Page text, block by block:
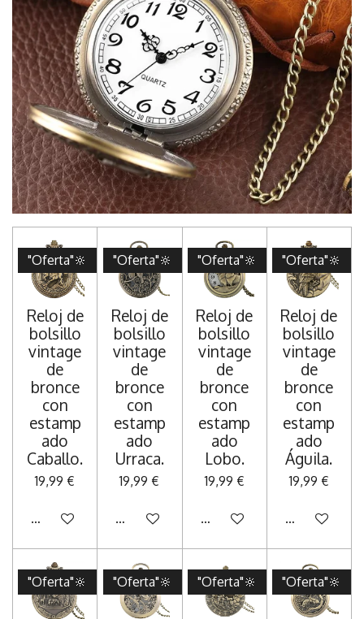
"Oferta"🔆
Reloj de
bolsillo
vintage
de
bronce
con
estamp
ado
Caballo.
19,99 €
Añadir al carrito
"Oferta"🔆
Reloj de
bolsillo
vintage
de
bronce
con
estamp
ado
Urraca.
19,99 €
Añadir al carrito
"Oferta"🔆
Reloj de
bolsillo
vintage
de
bronce
con
estamp
ado
Lobo.
19,99 €
Añadir al carrito
"Oferta"🔆
Reloj de
bolsillo
vintage
de
bronce
con
estamp
ado
Águila.
19,99 €
Añadir al
"Oferta"🔆 "Oferta"🔆 "Oferta"🔆 "Oferta"🔆